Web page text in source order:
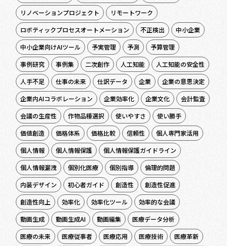
リノベーションプロジェクト
リモートワーク
ロボティックプロセスオートメーション
不正検出
中小企業
中小企業向けAIツール
予実管理 予測
予算管理
事例研究
事例集 二次創作 人工知能
人工知能の安全性
人手不足
仕事の未来 仕訳データ 企業
企業の意思決定
企業内AIコラボレーション
企業効率化 企業文化
会計監査
会議の生産性
作物品種選択 使いやすさ
使い勝手
価値創造
価格体系 価格比較 信頼性
個人専門家活用
個人情報
個人情報保護
個人情報保護ガイドライン
個人情報漏洩
個別化医療 個別指導
倫理的問題
内装デザイン
初心者ガイド 創造性
創造性促進
創造性向上
効率化 効率化ツール
効率的な会議
動画生成
動画生成AI 動画編集
医療データ分析
医療の未来
医療従事者 医療応用 医療技術
医療革新